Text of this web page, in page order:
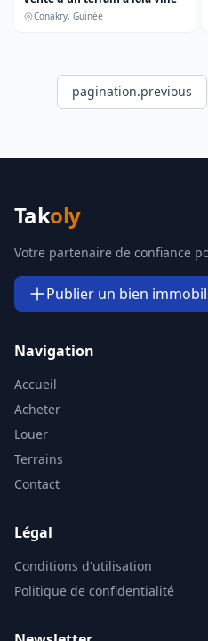
Conakry, Guinée
pagination.previous
Takoly
Votre partenaire de confiance
Publier un bien
Navigation
Accueil
Acheter
Louer
Terrains
Contact
Légal
Conditions d'utilisation
Politique de confidentialité